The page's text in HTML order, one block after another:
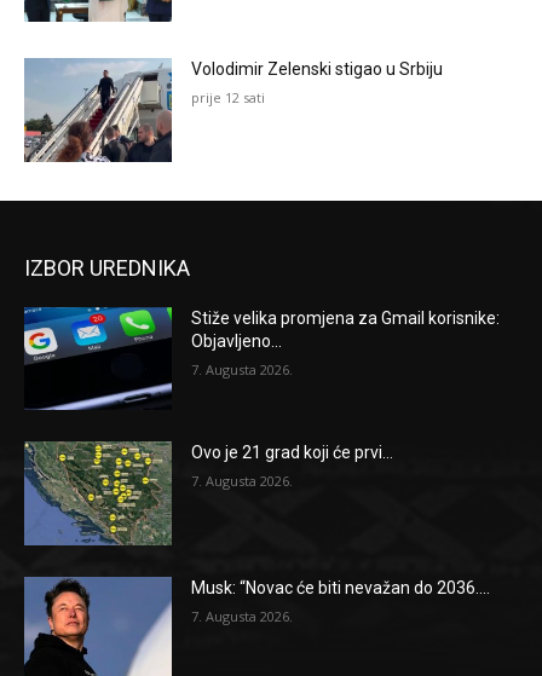
Volodimir Zelenski stigao u Srbiju
prije 12 sati
IZBOR UREDNIKA
Stiže velika promjena za Gmail korisnike:
Objavljeno...
7. Augusta 2026.
Ovo je 21 grad koji će prvi...
7. Augusta 2026.
Musk: “Novac će biti nevažan do 2036....
7. Augusta 2026.